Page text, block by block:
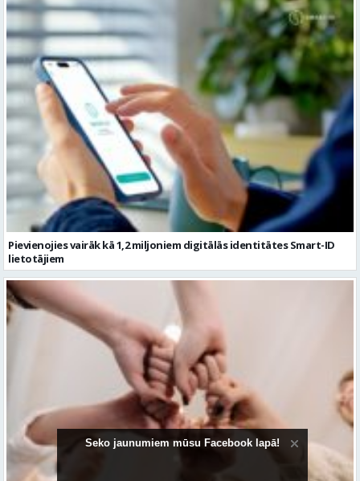
Pievienojies vairāk kā 1,2 miljoniem digitālās identitātes Smart-ID
lietotājiem
Seko jaunumiem mūsu Facebook lapā!